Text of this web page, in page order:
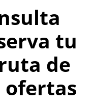
tu
de
ofertas